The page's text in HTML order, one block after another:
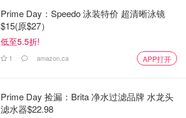
Prime Day：Speedo 泳装特价 超清晰泳镜
$15(原$27）
低至5.5折!
1 amazon.ca APP打开
Prime Day 捡漏：Brita 净水过滤品牌 水龙头
滤水器$22.98